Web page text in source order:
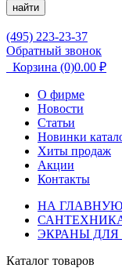
найти
(495) 223-23-37
Обратный звонок
Корзина (0)0.00 ₽
О фирме
Новости
Статьи
Новинки
Хиты продаж
Акции
Контакты
НА ГЛАВНУЮ
ЭКРАНЫ
Каталог товаров